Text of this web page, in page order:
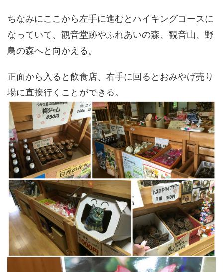
ちなみにここから左手に進むとハイキングコースに
なっていて、観音堂跡やふれあいの森、観音山、野
鳥の森へと向かえる。
正面から入ると飲食店、右手に回るとおみやげ売り
場に直接行くことができる。